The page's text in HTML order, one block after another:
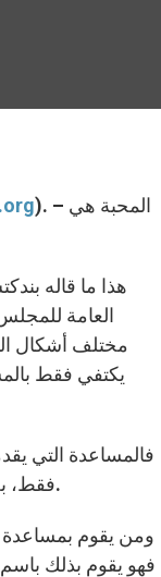
). – المحبة هي
العامة
مختلف أشكال
يكتفي فقط
فقط، بل عليها أن تكون تعبيراً عن المحبة الإنجيلية.
ومن يقوم بمساعدة
فهو يقوم بذلك